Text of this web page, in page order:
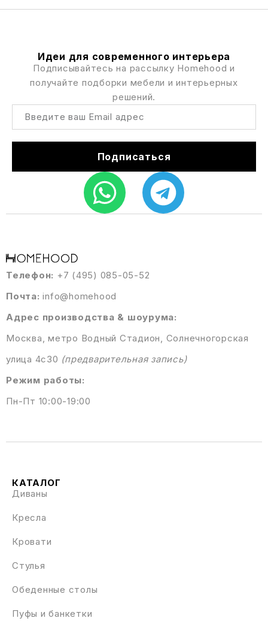
Телефон: +7 (495) 085-05-52
Почта: info@homehood
Адрес производства & шоурума:
Москва, метро Водный Стадион, Солнечногорская
улица 4с30 (предварительная запись)
Режим работы:
Пн-Пт 10:00-19:00
КАТАЛОГ
Диваны
Кресла
Кровати
Стулья
Обеденные столы
Пуфы и банкетки
Идеи для современного интерьера
Подписывайтесь на рассылку Homehood и
получайте подборки мебели и интерьерных
решений.
Подписаться